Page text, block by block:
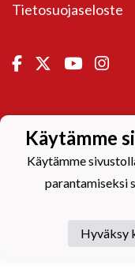
Tietosuojaseloste
Käytämme
Käytämme
parantamiseksi
Hyväksy